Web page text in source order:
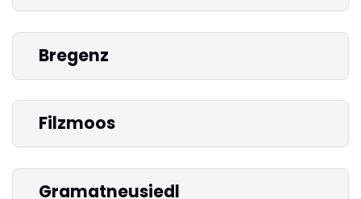
Bregenz
Filzmoos
Gramatneusiedl